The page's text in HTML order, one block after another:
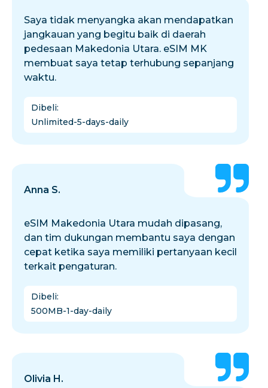
Saya tidak menyangka akan mendapatkan
jangkauan yang begitu baik di daerah
pedesaan Makedonia Utara. eSIM MK
membuat saya tetap terhubung sepanjang
waktu.
Dibeli:
Unlimited-5-days-daily
Anna S.
eSIM Makedonia Utara mudah dipasang,
dan tim dukungan membantu saya dengan
cepat ketika saya memiliki pertanyaan kecil
terkait pengaturan.
Dibeli:
500MB-1-day-daily
Olivia H.